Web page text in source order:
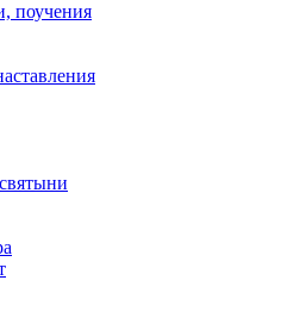
поучения